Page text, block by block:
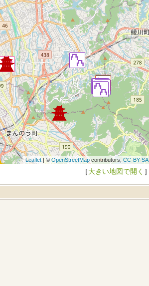
Leaflet| ©OpenStreetMapcontributors, CC-BY-SA
［大きい地図で開く ］